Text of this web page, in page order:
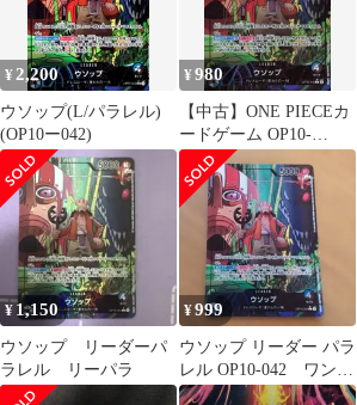
¥ 2,200
ウソップ(L/パラレル)
(OP10ー042)
¥980
【中古】ONE PIECEカ
ードゲーム OP10-
042[L]：(パラレル)ウソ
ップ
¥ 1,150
ウソップ リーダーパ
ラレル リーパラ
¥999
ウソップ リーダー パラ
レル OP10-042 ワンピ
ースカード